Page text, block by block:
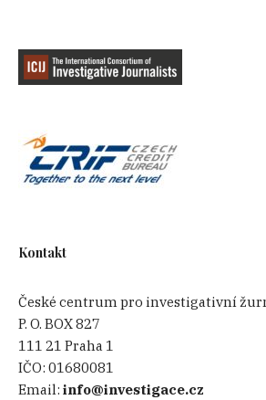
Kontakt
České centrum pro investigativní
P. O. BOX 827
111 21 Praha 1
IČO:01680081
Email:info@investigace.cz